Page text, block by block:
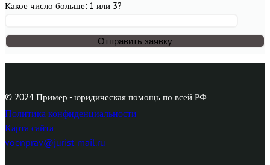
Какое число больше: 1 или 3?
© 2024 Пример - юридическая помощь по всей РФ
Политика конфиденциальности
Карта сайта
voenprav@jurist-mail.ru